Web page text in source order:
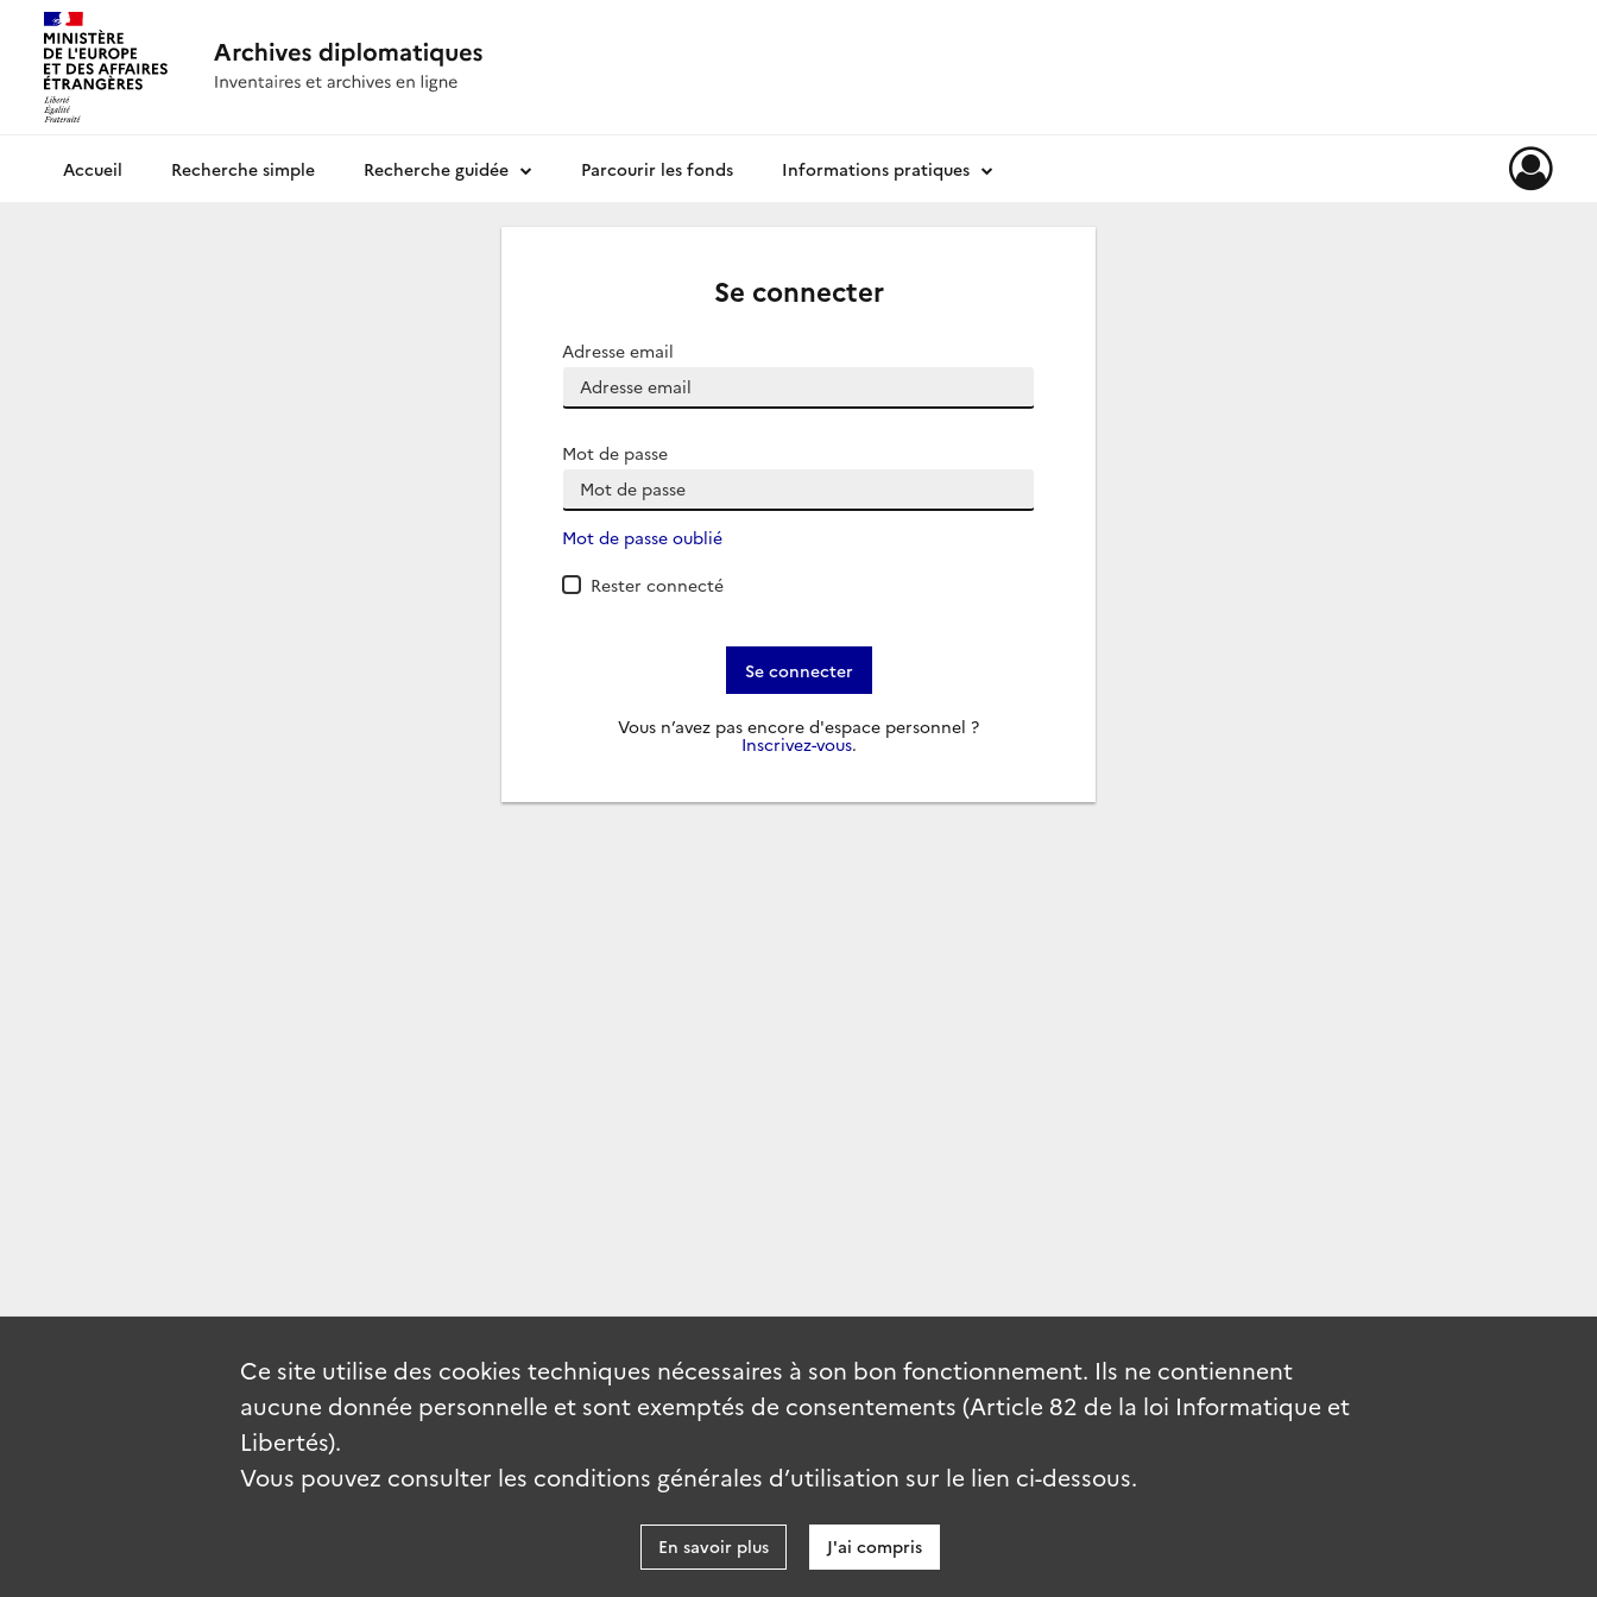
Archives diplomatiquesRecherche simple Recherche guidée Parcourir les fonds Informations pratiques
Se connecter
Adresse email
Mot de passe
Mot de passe oublié
Rester connecté
Se connecter
Vous n’avez pas encore d'espace personnel ?
Inscrivez-vous.
Ce site utilise des cookies techniques nécessaires à son bon fonctionnement. Ils ne contiennent
aucune donnée personnelle et sont exemptés de consentements (Article 82 de la loi Informatique et
Libertés).
Vous pouvez consulter les conditions générales d’utilisation sur le lien ci-dessous.
En savoir plus J'ai compris